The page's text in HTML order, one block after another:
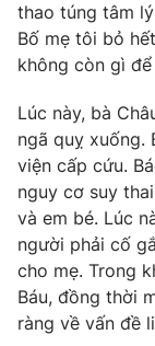
thao túng tâm
Bố mẹ tôi bỏ
không còn gì
Lúc này, bà
ngã quỵ xuống.
viện cấp cứu.
nguy cơ suy
và em bé. Lúc
người phải cố
cho mẹ. Trong
Báu, đồng thời
ràng về vấn đề